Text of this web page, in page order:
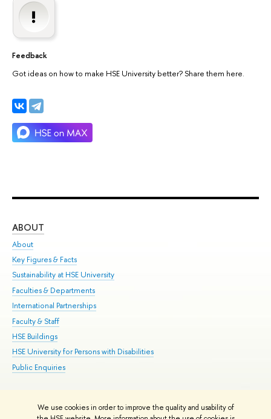
We use cookies in order to improve the quality and usability of
Feedback
Got ideas on how to make HSE University better? Share them here.
ABOUT
About
Key Figures & Facts
Sustainability at HSE University
Faculties & Departments
International Partnerships
Faculty & Staff
HSE Buildings
HSE University for Persons with Disabilities
Public Enquiries